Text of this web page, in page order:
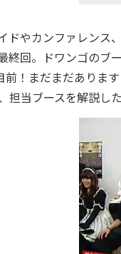
ドやカンファレンス
終回。ドワンゴのブ
前！まだまだありま
担当ブースを解説し